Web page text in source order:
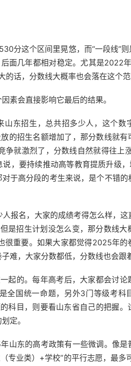
分这个区间里晃悠，而“一段线”
面几年都相对稳定。尤其是2022
话，分数线大概率也会落在这个范
素会直接影响它最后的结果。
山东招生，总共招多少人，这个数
招生名额增加了，那分数线就有
争就激烈了，分数线自然就得往上
，要持续推动高等教育提质升级，
于高分段的考生来说，是个不错的
人报名，大家的成绩考得怎么样，
是招生计划没怎么变，那分数线大
很重要。如果大家都觉得2025年的
难，大家分数都低，分数线也会跟
起的。每年高考后，大家都会讨论
全国统一命题，另外3门等级考科
科目，则要看山东省自己的把握。
定。
山东的高考政策有一些微调。像是
专业类）+学校”的平行志愿，最多